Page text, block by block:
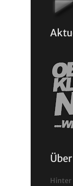
Hinter